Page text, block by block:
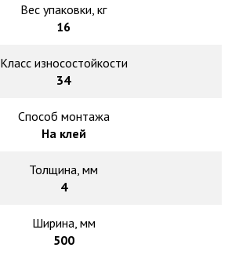
Вес упаковки, кг
16
Класс износостойкости
34
Способ монтажа
На клей
Толщина, мм
4
Ширина, мм
500